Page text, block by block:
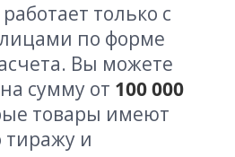
только с
по форме
Вы можете
сумму от 100 000
товары имеют
и